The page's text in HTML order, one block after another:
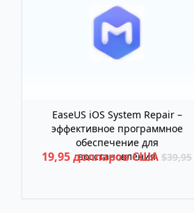
EaseUS iOS System Repair –
эффективное программное
обеспечение для
восстановления
19,95 долларов США $39,95